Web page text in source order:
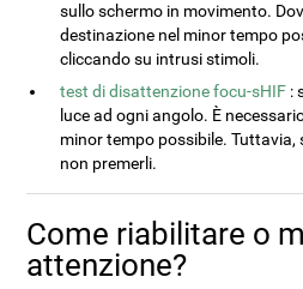
sullo schermo in movimento.
destinazione nel minor tempo
cliccando su intrusi stimoli.
test di disattenzione focu-sHIF :
luce ad ogni angolo. È
minor tempo possibile. Tuttavia,
non premerli.
Come riabilitare o
attenzione?